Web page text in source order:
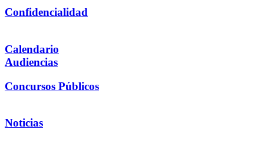
Confidencialidad
Calendario
Audiencias
Concursos Públicos
Noticias